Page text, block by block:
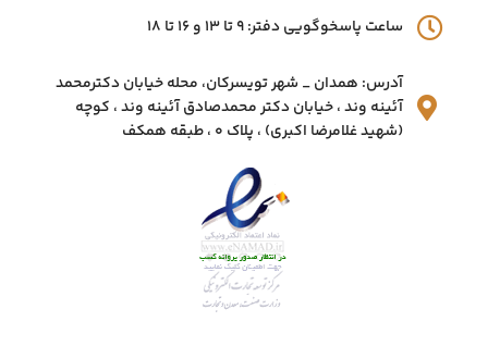
ساعت پاسخوگویی دفتر: 9 تا 13 و 16 تا 18
آدرس: همدان _ شهر تویسرکان، محله خیابان دکترمحمد
آئینه وند ، خیابان دکتر محمدصادق آئینه وند ، کوچه
(شهید غلامرضا اکبری) ، پلاک 0 ، طبقه همکف